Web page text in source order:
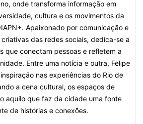
onde transforma informação em
cultura e os movimentos da
Apaixonado por comunicação e
das redes sociais, dedica-se a
que conectam pessoas e refletem a
Entre uma notícia e outra, Felipe
nas experiências do Rio de
a cena cultural, os espaços de
aquilo que faz da cidade uma fonte
de histórias e conexões.